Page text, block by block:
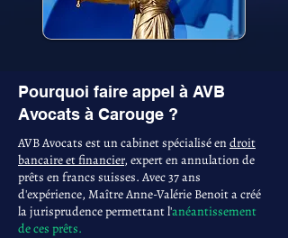
Pourquoi faire appel à AVB
Avocats à Carouge ?
AVB Avocats est un cabinet spécialisé endroit
bancaire et financier, expert en annulation de
prêts en francs suisses. Avec 37 ans
d'expérience, Maître Anne-Valérie Benoit a créé
la jurisprudence permettant l'anéantissement
de ces prêts.